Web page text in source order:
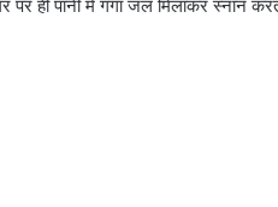
पर ही पानी में गंगा जल मिलाकर स्नान